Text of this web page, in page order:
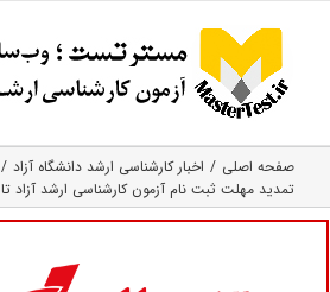
content
صفحه اصلی
اخبار کارشناسی ارشد دانشگاه آزاد
تمدید مهلت ثبت نام آزمون کارشناسی ارشد آزاد تا ۲۰ دی ماه